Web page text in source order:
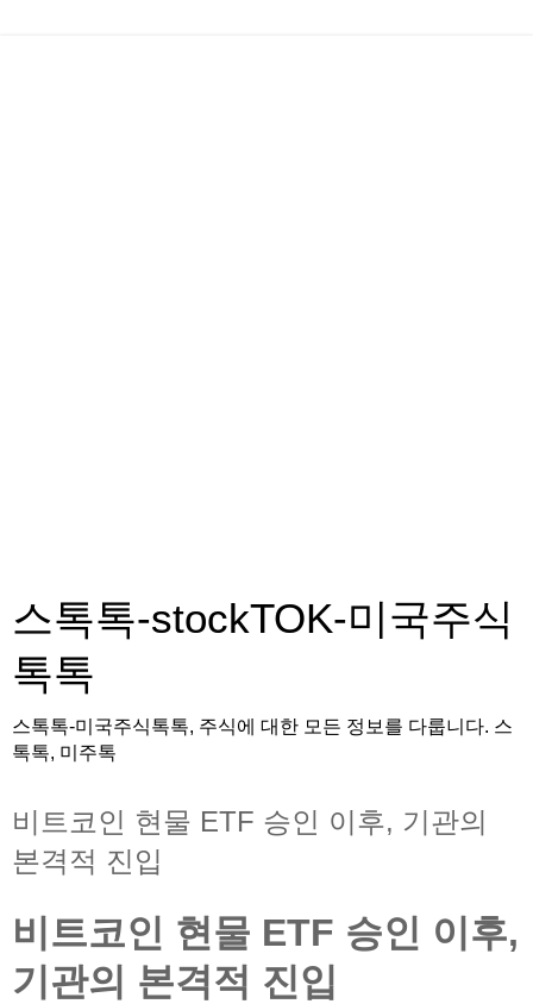
스톡톡-stockTOK-미국주식
톡톡
스톡톡-미국주식톡톡, 주식에 대한 모든 정보를 다룹니다. 스
톡톡, 미주톡
비트코인 현물 ETF 승인 이후, 기관의
본격적 진입
비트코인 현물 ETF 승인 이후,
기관의 본격적 진입